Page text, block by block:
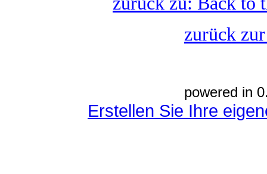
zurück
powered in
Erstellen Sie Ihre